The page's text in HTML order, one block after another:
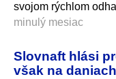
svojom rýchlom
minulý mesiac
Slovnaft hlási
však na